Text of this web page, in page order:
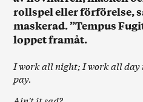
rollspel eller förförelse,
maskerad. ”Tempus
loppet framåt.
I work all night; I work all day
pay.